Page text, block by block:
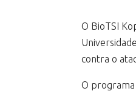
O BioTSI
contra o
O